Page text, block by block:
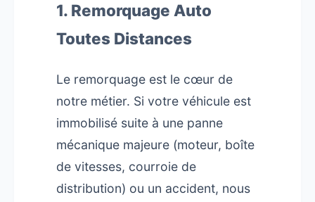
1. Remorquage Auto
Toutes Distances
Le remorquage est le cœur de
notre métier. Si votre véhicule est
immobilisé suite à une panne
mécanique majeure (moteur, boîte
de vitesses, courroie de
distribution) ou un accident, nous